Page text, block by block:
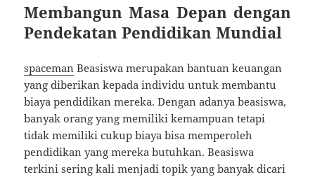
Membangun Masa Depan dengan
Pendekatan Pendidikan Mundial
spaceman Beasiswa merupakan bantuan keuangan
yang diberikan kepada individu untuk membantu
biaya pendidikan mereka. Dengan adanya beasiswa,
banyak orang yang memiliki kemampuan tetapi
tidak memiliki cukup biaya bisa memperoleh
pendidikan yang mereka butuhkan. Beasiswa
terkini sering kali menjadi topik yang banyak dicari